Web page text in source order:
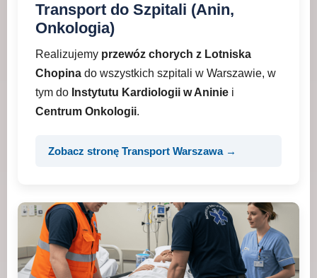
Transport do Szpitali (Anin,
Onkologia)
Realizujemy przewóz chorych z Lotniska
Chopina do wszystkich szpitali w Warszawie, w
tym do Instytutu Kardiologii w Aninie i
Centrum Onkologii.
Zobacz stronę Transport Warszawa →